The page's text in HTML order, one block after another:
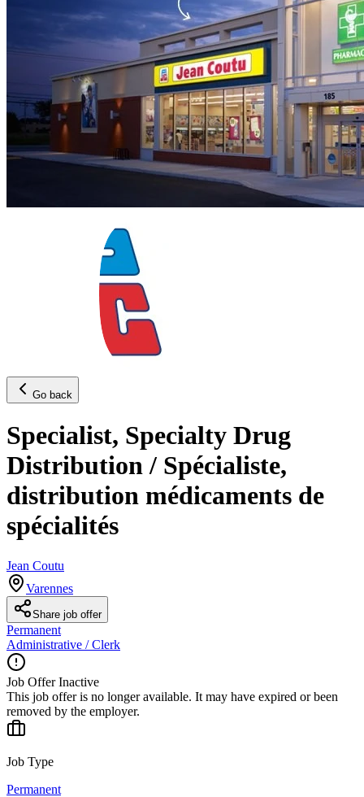
Go back
Specialist, Specialty Drug
Distribution / Spécialiste,
distribution médicaments de
spécialités
Jean Coutu
Varennes
Share job offer
Permanent
Administrative / Clerk
Job Offer Inactive
This job offer is no longer available. It may have expired or been
removed by the employer.
Job Type
Permanent